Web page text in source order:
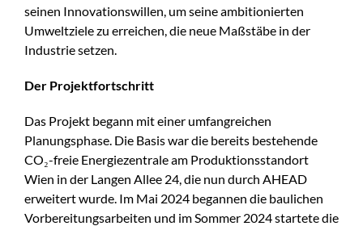
seinen Innovationswillen, um seine ambitionierten
Umweltziele zu erreichen, die neue Maßstäbe in der
Industrie setzen.
Der Projektfortschritt
Das Projekt begann mit einer umfangreichen
Planungsphase. Die Basis war die bereits bestehende
CO₂-freie Energiezentrale am Produktionsstandort
Wien in der Langen Allee 24, die nun durch AHEAD
erweitert wurde. Im Mai 2024 begannen die baulichen
Vorbereitungsarbeiten und im Sommer 2024 startete die